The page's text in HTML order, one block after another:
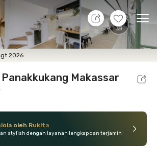
+18
2026
26 - Belum tahu
bersama Lokasi Kamar
Makassar
oleh Rukita
stylish dengan layanan lengkap dan terjamin